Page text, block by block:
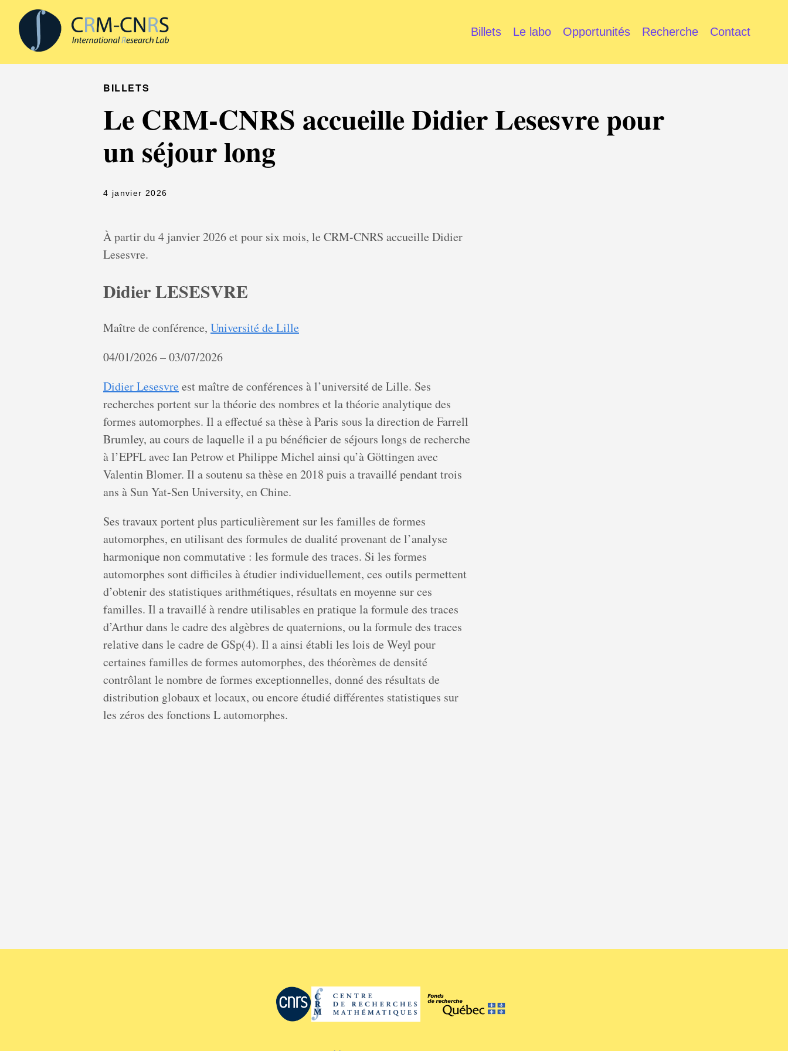
Billets Le labo Opportunités Recherche Contact
BILLETS
Le CRM-CNRS accueille Didier Lesesvre pour
un séjour long
4 janvier 2026
À partir du 4 janvier 2026 et pour six mois, le CRM-CNRS accueille Didier
Lesesvre.
Didier LESESVRE
Maître de conférence, Université de Lille
04/01/2026 – 03/07/2026
Didier Lesesvreest maître de conférences à l’université de Lille. Ses
recherches portent sur la théorie des nombres et la théorie analytique des
formes automorphes. Il a effectué sa thèse à Paris sous la direction de Farrell
Brumley, au cours de laquelle il a pu bénéficier de séjours longs de recherche
à l’EPFL avec Ian Petrow et Philippe Michel ainsi qu’à Göttingen avec
Valentin Blomer. Il a soutenu sa thèse en 2018 puis a travaillé pendant trois
ans à Sun Yat-Sen University, en Chine.
Ses travaux portent plus particulièrement sur les familles de formes
automorphes, en utilisant des formules de dualité provenant de l’analyse
harmonique non commutative : les formule des traces. Si les formes
automorphes sont difficiles à étudier individuellement, ces outils permettent
d’obtenir des statistiques arithmétiques, résultats en moyenne sur ces
familles. Il a travaillé à rendre utilisables en pratique la formule des traces
d’Arthur dans le cadre des algèbres de quaternions, ou la formule des traces
relative dans le cadre de GSp(4). Il a ainsi établi les lois de Weyl pour
certaines familles de formes automorphes, des théorèmes de densité
contrôlant le nombre de formes exceptionnelles, donné des résultats de
distribution globaux et locaux, ou encore étudié différentes statistiques sur
les zéros des fonctions L automorphes.